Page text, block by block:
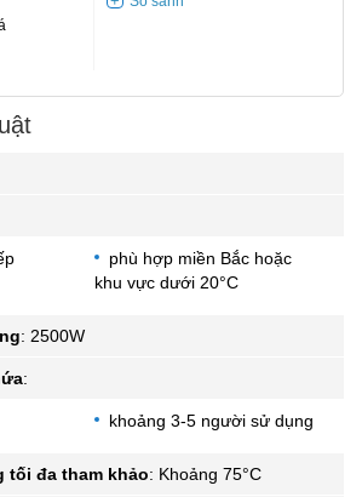
phù hợp miền Bắc hoặc
khu vực dưới 20°C
: 2500W
:
khoảng 3-5 người sử dụng
tối đa tham khảo: Khoảng 75°C